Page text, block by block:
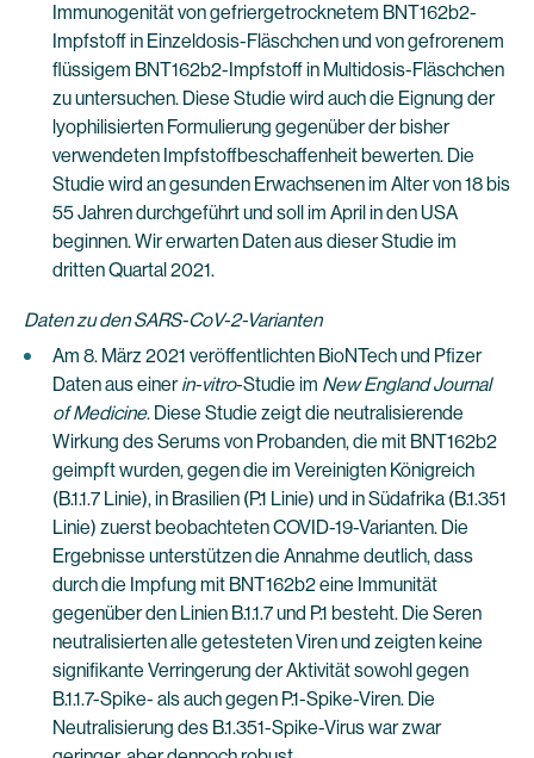
Immunogenität von gefriergetrocknetem BNT162b2-
Impfstoff in Einzeldosis-Fläschchen und von gefrorenem
flüssigem BNT162b2-Impfstoff in Multidosis-Fläschchen
zu untersuchen. Diese Studie wird auch die Eignung der
lyophilisierten Formulierung gegenüber der bisher
verwendeten Impfstoffbeschaffenheit bewerten. Die
Studie wird an gesunden Erwachsenen im Alter von 18 bis
55 Jahren durchgeführt und soll im April in den USA
beginnen. Wir erwarten Daten aus dieser Studie im
dritten Quartal 2021.
Daten zu den SARS-CoV-2-Varianten
Am 8. März 2021 veröffentlichten BioNTech und Pfizer
Daten aus einerin-vitro-Studie im New England Journal
of Medicine. Diese Studie zeigt die neutralisierende
Wirkung des Serums von Probanden, die mit BNT162b2
geimpft wurden, gegen die im Vereinigten Königreich
(B.1.1.7 Linie), in Brasilien (P.1 Linie) und in Südafrika (B.1.351
Linie) zuerst beobachteten COVID-19-Varianten. Die
Ergebnisse unterstützen die Annahme deutlich, dass
durch die Impfung mit BNT162b2 eine Immunität
gegenüber den Linien B.1.1.7 und P.1 besteht. Die Seren
neutralisierten alle getesteten Viren und zeigten keine
signifikante Verringerung der Aktivität sowohl gegen
B.1.1.7-Spike- als auch gegen P.1-Spike-Viren. Die
Neutralisierung des B.1.351-Spike-Virus war zwar